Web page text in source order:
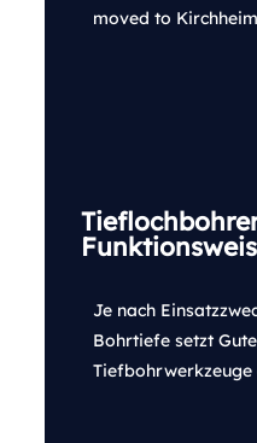
moved to
Je nach
Bohrtiefe setzt
Tiefbohrwerkzeuge